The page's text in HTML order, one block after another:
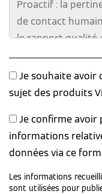
Je souhaite avoir
sujet des produits
Je confirme avoir
informations
données via ce
Les informations
sont utilisées pour